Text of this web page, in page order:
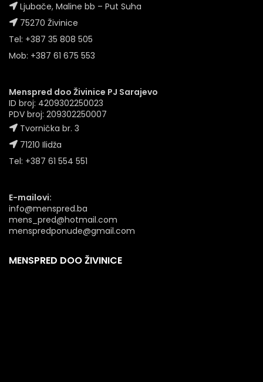
Ljubače, Maline bb – Put Suha
75270 Živinice
Tel: +387 35 808 505
Mob: +387 61 675 553
Menspred doo Živinice PJ Sarajevo
ID broj: 4209302250023
PDV broj: 209302250007
Tvornička br. 3
71210 Ilidža
Tel: +387 61 554 551
E-mailovi:
info@menspred.ba
mens_pred@hotmail.com
menspredponude@gmail.com
MENSPRED DOO ŽIVINICE